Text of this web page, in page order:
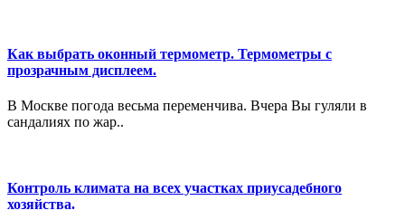
Как выбрать оконный термометр. Термометры с
прозрачным дисплеем.
В Москве погода весьма переменчива. Вчера Вы гуляли в
сандалиях по жар..
Контроль климата на всех участках приусадебного
хозяйства.